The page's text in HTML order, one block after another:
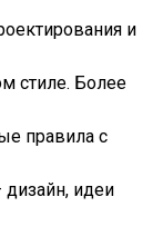
и
стиле. Более
правила с
дизайн, идеи